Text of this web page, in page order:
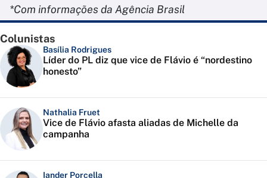
*Com informações da Agência Brasil
Colunistas
Basília Rodrigues
Líder do PL diz que vice de Flávio é “nordestino
honesto”
Nathalia Fruet
Vice de Flávio afasta aliadas de Michelle da
campanha
Iander Porcella